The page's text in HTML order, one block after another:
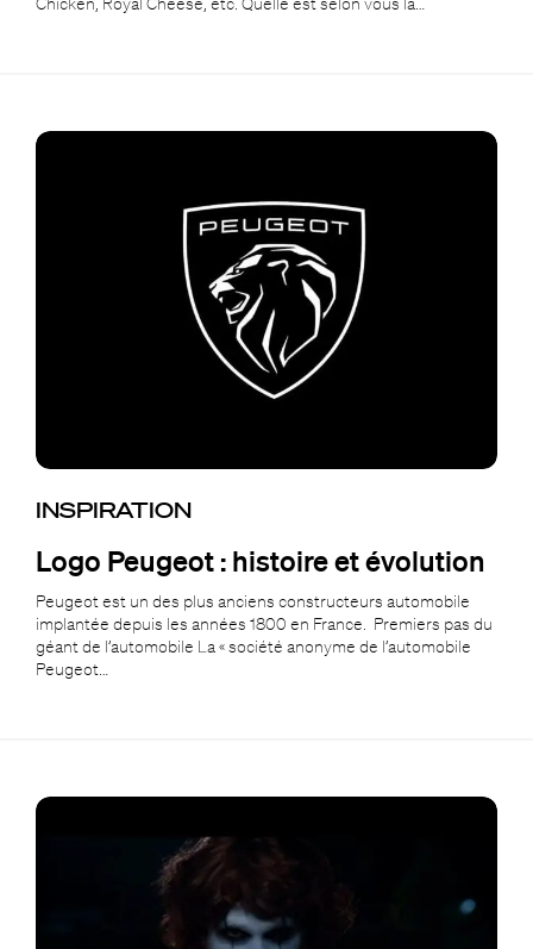
INSPIRATION
Logo Peugeot : histoire et évolution
Peugeot est un des plus anciens constructeurs automobile
implantée depuis les années 1800 en France. Premiers pas du
géant de l’automobile La « société anonyme de l’automobile
Peugeot…